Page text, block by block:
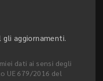
gli aggiornamenti.
dati ai sensi degli
UE 679/2016 del